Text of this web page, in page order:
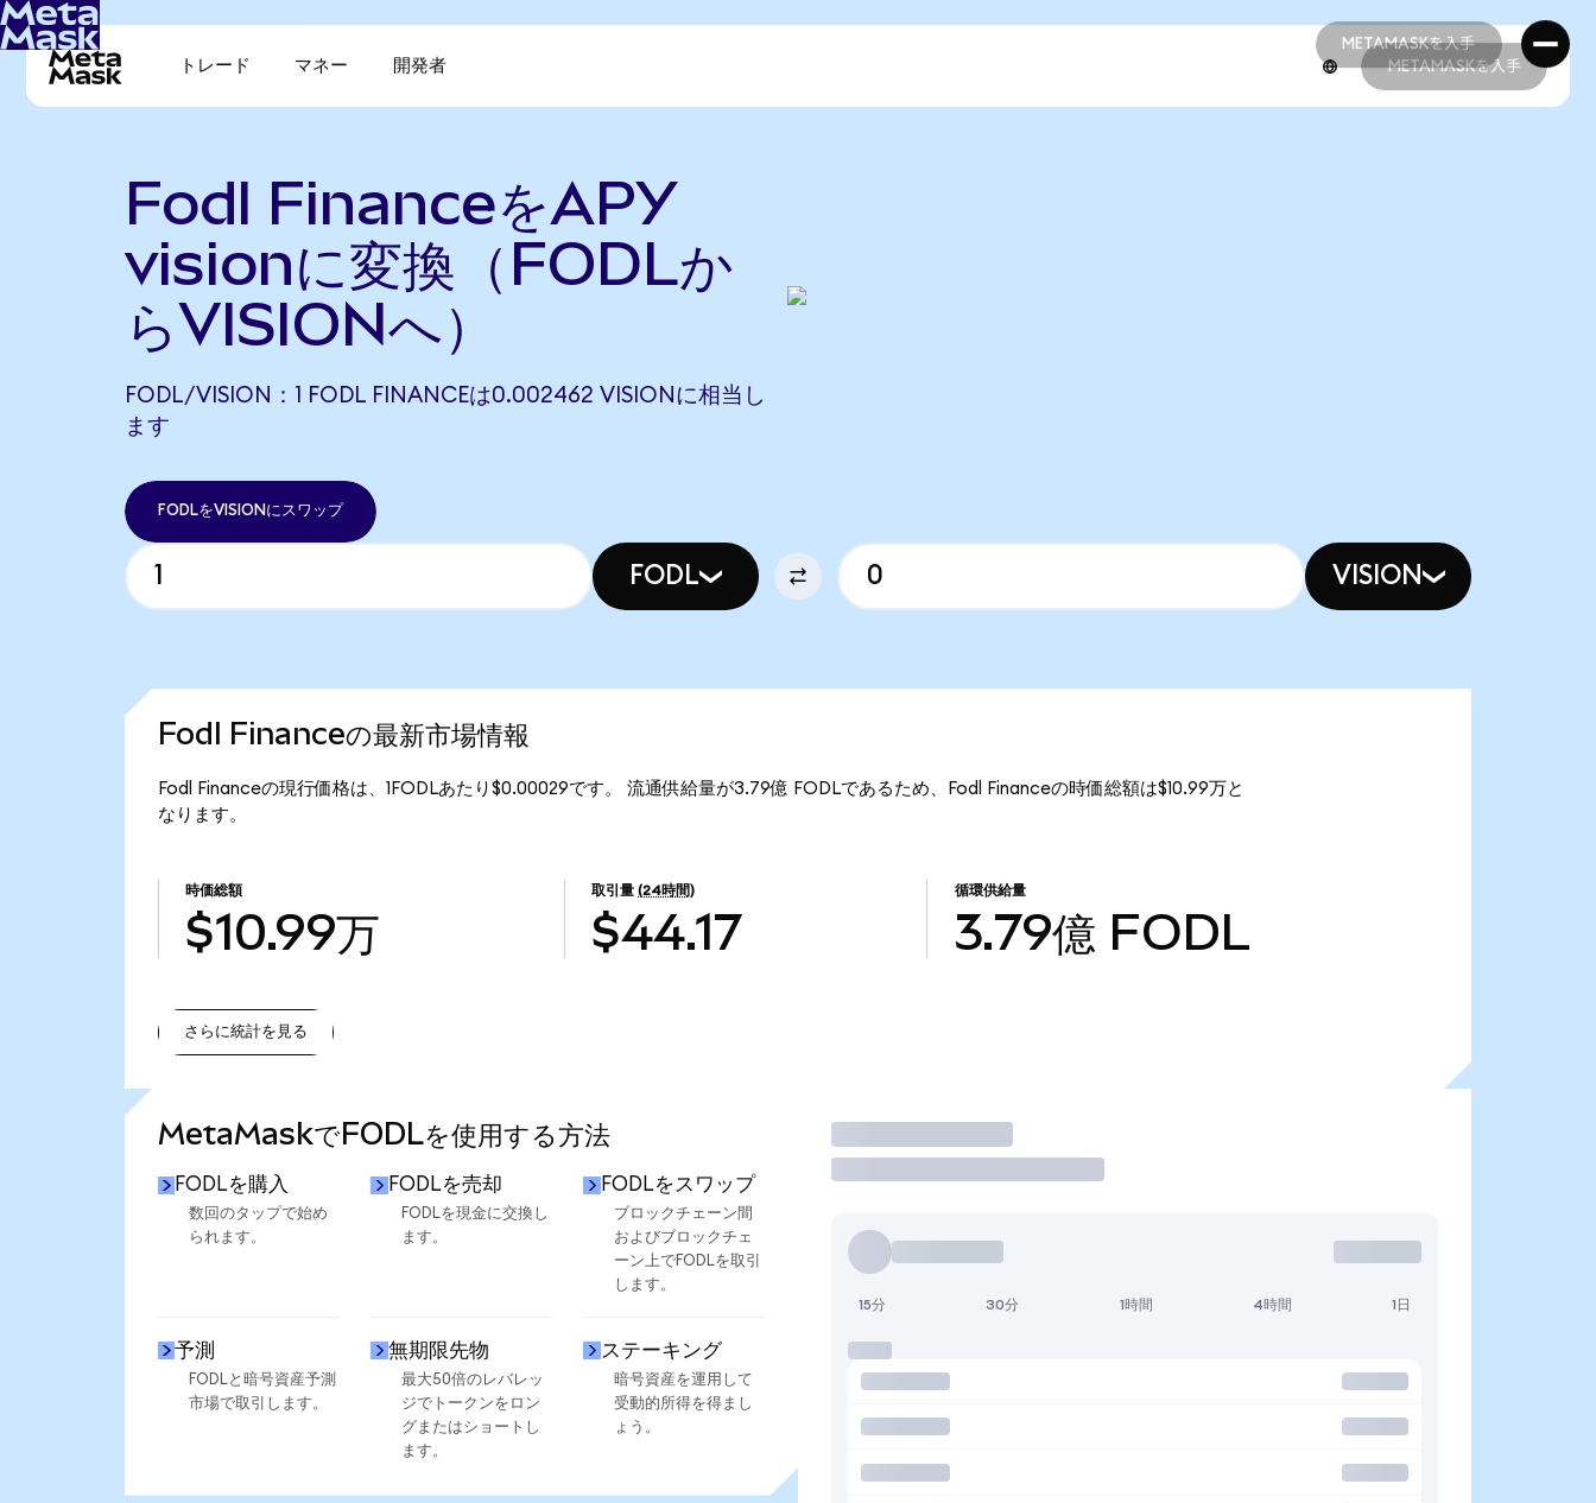
METAMASKを入手
METAMASKを入手
トレード マネー 開発者 METAMASKを入手
Fodl FinanceをAPY
visionに変換（FODLか
らVISIONへ）
FODL/VISION：1 FODL FINANCEは0.002462 VISIONに相当し
ます
FODLをVISIONにスワップ
FODL VISION
Fodl Financeの最新市場情報
Fodl Financeの現行価格は、1FODLあたり$0.00029です。 流通供給量が3.79億 FODLであるため、Fodl Financeの時価総額は$10.99万と
なります。
時価総額
$10.99万
取引量 (24時間)
$44.17
循環供給量
3.79億 FODL
さらに統計を見る
MetaMaskでFODLを使用する方法
FODLを購入
数回のタップで始め
られます。
FODLを売却
FODLを現金に交換し
ます。
FODLをスワップ
ブロックチェーン間
およびブロックチェ
ーン上でFODLを取引
します。
予測
FODLと暗号資産予測
市場で取引します。
無期限先物
最大50倍のレバレッ
ジでトークンをロン
グまたはショートし
ます。
ステーキング
暗号資産を運用して
受動的所得を得まし
ょう。
取引
15分 30分 1時間 4時間 1日